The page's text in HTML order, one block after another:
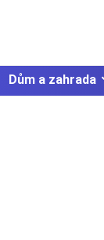
Dům a zahrada